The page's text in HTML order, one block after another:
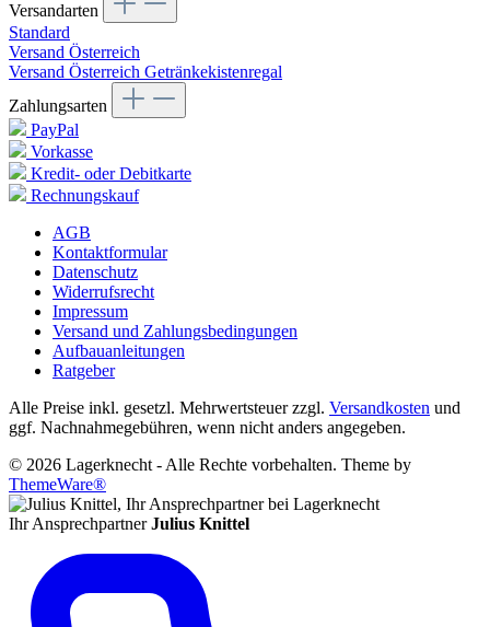
Versandarten
Standard
Versand Österreich
Versand Österreich Getränkekistenregal
Zahlungsarten
PayPal
Vorkasse
Kredit- oder Debitkarte
Rechnungskauf
AGB
Kontaktformular
Datenschutz
Widerrufsrecht
Impressum
Versand und Zahlungsbedingungen
Aufbauanleitungen
Ratgeber
Alle Preise inkl. gesetzl. Mehrwertsteuer zzgl. Versandkosten und
ggf. Nachnahmegebühren, wenn nicht anders angegeben.
© 2026 Lagerknecht - Alle Rechte vorbehalten. Theme by
ThemeWare®
Ihr Ansprechpartner Julius Knittel